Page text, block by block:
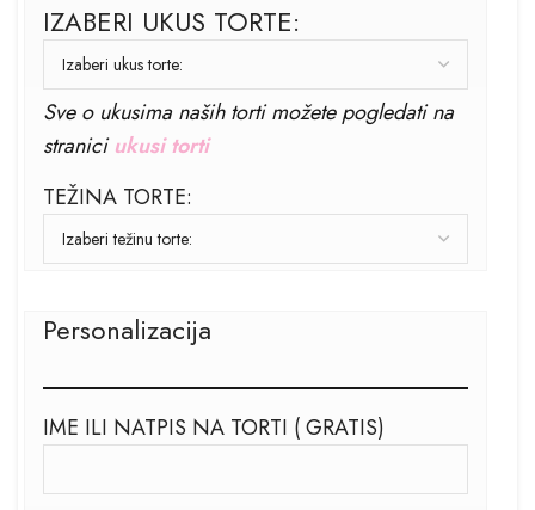
IZABERI UKUS TORTE:
Sve o ukusima naših torti možete pogledati na
straniciukusi torti
TEŽINA TORTE:
Personalizacija
IME ILI NATPIS NA TORTI ( GRATIS)